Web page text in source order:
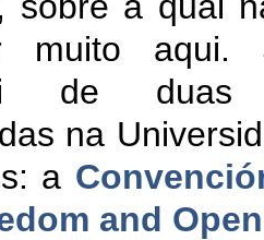
muito aqui.
de duas
na
a
and